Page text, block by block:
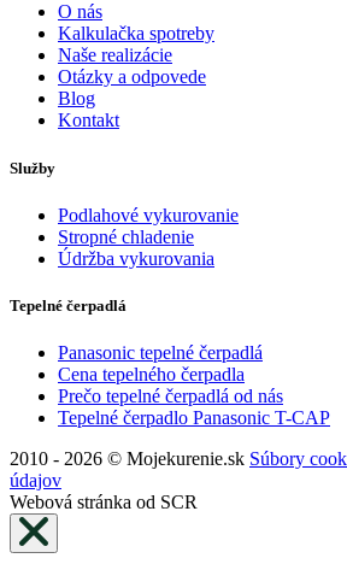
O nás
Kalkulačka spotreby
Naše realizácie
Otázky a odpovede
Blog
Kontakt
Služby
Podlahové vykurovanie
Stropné chladenie
Údržba vykurovania
Tepelné čerpadlá
Panasonic tepelné čerpadlá
Cena tepelného čerpadla
Prečo tepelné čerpadlá od nás
Tepelné čerpadlo Panasonic T-CAP
2010 - 2026 © Mojekurenie.sk Súbory
údajov
Webová stránka od SCR